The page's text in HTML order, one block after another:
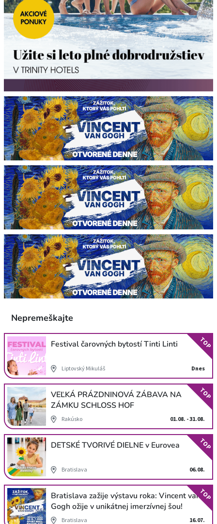
Nepremeškajte
Festival čarovných bytostí Tinti Linti
Liptovský Mikuláš Dnes
TOP
VEĽKÁ PRÁZDNINOVÁ ZÁBAVA NA
ZÁMKU SCHLOSS HOF
Rakúsko 01.08. - 31.08.
TOP
DETSKÉ TVORIVÉ DIELNE v Eurovea
Bratislava 06.08.
TOP
Bratislava zažije výstavu roka: Vincent van
Gogh ožije v unikátnej imerzívnej šou!
Bratislava 16.07.
TOP